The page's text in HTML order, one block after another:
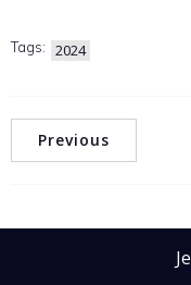
Tags: 2024
Previous